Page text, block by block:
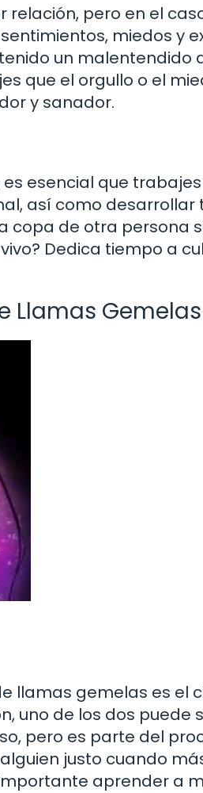
pero en el
miedos y
un malentendido
que el orgullo o el
y sanador.
esencial que
así como desarrollar
copa de otra persona
Dedica tiempo a
Llamas Gemelas
llamas gemelas es el
uno de los dos puede
pero es parte del
justo cuando
aprender a